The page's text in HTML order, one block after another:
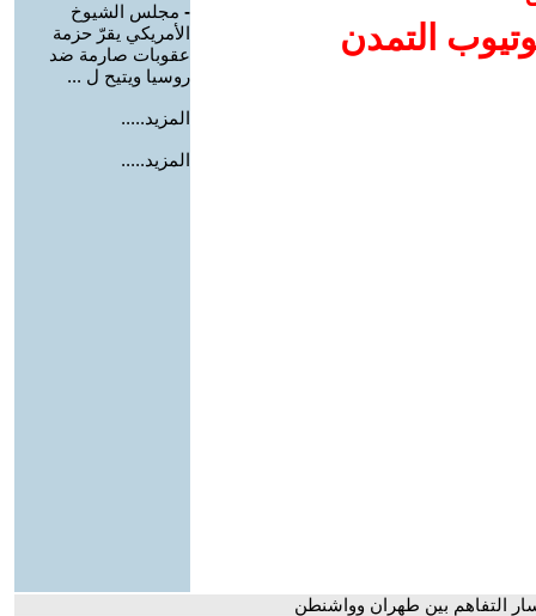
التمدن
- مجلس الشيوخ
الأمريكي يقرّ حزمة
عقوبات صارمة ضد
روسيا ويتيح ل ...
المزيد.....
المزيد.....
التفاهم بين طهران وواشنطن